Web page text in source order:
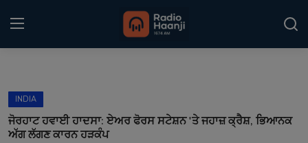
Home
INDIA
ਜੋਰਹਾਟ ਹਵਾਈ ਹਾਦਸਾ: ਏਅਰ ਫੋਰਸ ਸਟੇਸ਼ਨ 'ਤੇ ਜਹਾਜ਼ ਕ੍ਰੈਸ਼, ਭਿਆਨਕ
ਅੱਗ ਲੱਗਣ ਕਾਰਨ ਹੜਕੰਪ